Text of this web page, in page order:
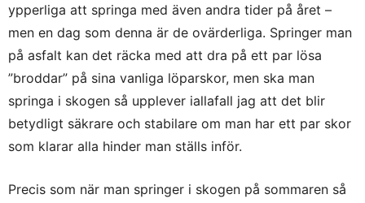
ypperliga att springa med även andra tider på året –
men en dag som denna är de ovärderliga. Springer man
på asfalt kan det räcka med att dra på ett par lösa
”broddar” på sina vanliga löparskor, men ska man
springa i skogen så upplever iallafall jag att det blir
betydligt säkrare och stabilare om man har ett par skor
som klarar alla hinder man ställs inför.
Precis som när man springer i skogen på sommaren så